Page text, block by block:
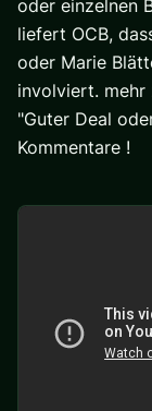
oder einzelnen
liefert OCB,
oder Marie
involviert. mehr
"Guter Deal
Kommentare !